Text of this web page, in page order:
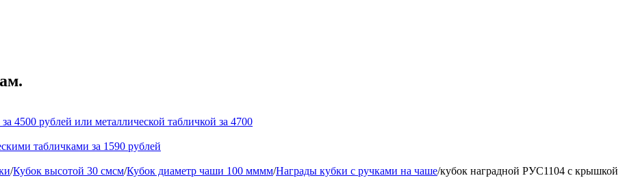
4500 рублей или металлической табличкой за 4700
табличками за 1590 рублей
/Кубок высотой 30 смсм/Кубок диаметр чаши 100 мммм/Награды кубки с ручками на чаше/кубок наградной РУС1104 с крышкой